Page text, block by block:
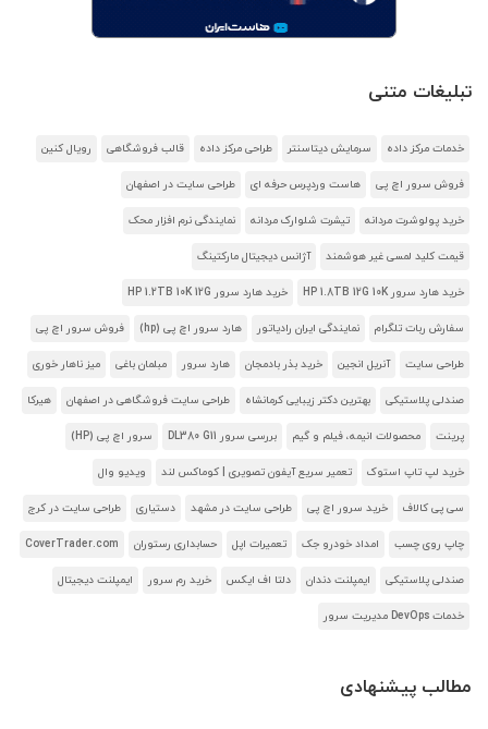
تبلیغات متنی
خدمات مرکز داده سرمایش دیتاسنتر طراحی مرکز داده قالب فروشگاهی رویال کنین
فروش سرور اچ پی هاست وردپرس حرفه ای طراحی سایت در اصفهان
خرید پولوشرت مردانه تیشرت شلوارک مردانه نمایندگی نرم افزار محک
قیمت کلید لمسی غیر هوشمند آژانس دیجیتال مارکتینگ
خرید هارد سرور HP 1.8TB 12G 10K خرید هارد سرور HP 1.2TB 10K 12G
سفارش ربات تلگرام نمایندگی ایران رادیاتور هارد سرور اچ پی (hp) فروش سرور اچ پی
طراحی سایت آنریل انجین خرید بذر بادمجان هارد سرور مبلمان باغی میز ناهار خوری
صندلی پلاستیکی بهترین دکتر زیبایی کرمانشاه طراحی سایت فروشگاهی در اصفهان هیرکا
پرینت محصولات انیمه، فیلم و گیم بررسی سرور DL380 G11 سرور اچ پی (HP)
خرید لپ تاپ استوک تعمیر سریع آیفون تصویری | کوماکس لند ویدیو وال
سی پی کالاف خرید سرور اچ پی طراحی سایت در مشهد دستیاری طراحی سایت در کرج
چاپ روی چسب امداد خودرو جک تعمیرات اپل حسابداری رستوران CoverTrader.com
صندلی پلاستیکی ایمپلنت دندان دلتا اف ایکس خرید رم سرور ایمپلنت دیجیتال
خدمات DevOps مدیریت سرور
مطالب پیشنهادی